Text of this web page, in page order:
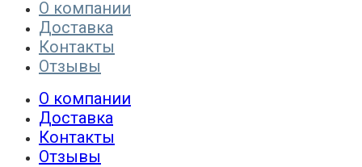
О компании
Доставка
Контакты
Отзывы
О компании
Доставка
Контакты
Отзывы